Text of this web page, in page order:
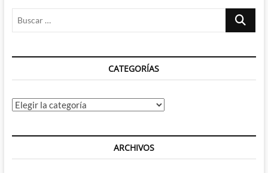
Buscar
CATEGORÍAS
Categorías
ARCHIVOS